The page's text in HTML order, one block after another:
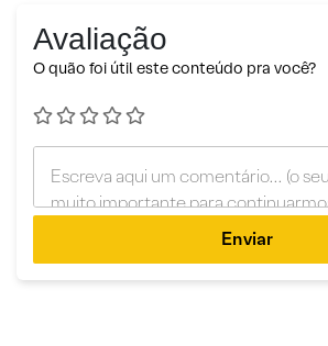
Avaliação
O quão foi útil este conteúdo pra você?
Enviar